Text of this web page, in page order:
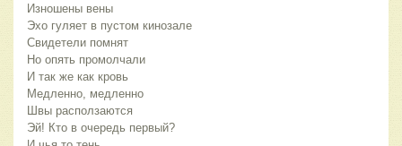
Изношены вены
Эхо гуляет в пустом кинозале
Свидетели помнят
Но опять промолчали
И так же как кровь
Медленно, медленно
Швы расползаются
Эй! Кто в очередь первый?